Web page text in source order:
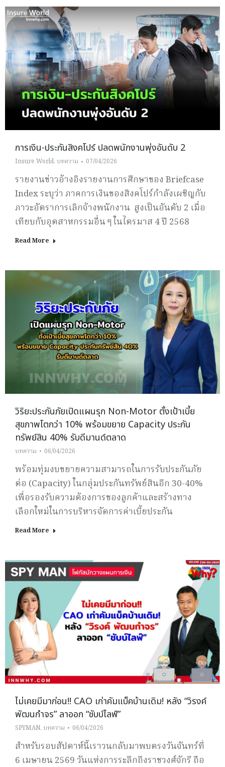
การเงิน-ประกันสิงคโปร์ ปลดพนักงานพุ่งอันดับ 2
Insure World, บทความ 07/04/2026
รายงานข่าวอ้างอิงรายงานการศึกษาของ Briefcase
Index ระบุว่า ภาคการเงินของสิงคโปร์กำลังเผชิญกับ
ภาวะอัตราการเลิกจ้างพนักงาน สูงเป็นอันดับ 2 เมื่อ
เทียบกับอุตสาหกรรมอื่น ๆ ในไตรมาส 4 ปี 2568
Read More
วิริยะประกันภัยเปิดแผนรุก Non-Motor ตั้งเป้าเบี้ย
สุขภาพโตกว่า 10% พร้อมขยาย Capacity ประกัน
ทรัพย์สิน 40% รับดีมานด์ตลาด
บทความ 06/04/2026
พร้อมทุ่มงบขยายความสามารถในการรับประกันภัย
ต่อ (Capacity) ในกลุ่มประกันทรัพย์สินอีก 30-40%
เพื่อรองรับความต้องการของลูกค้าและสร้างทาง
เลือกใหม่ในการบริหารจัดการค่าเบี้ยประกัน
Read More
ไม่เคยมีมาก่อน!! CAO เก่าคัมแบ็คบ้านเดิม! หลัง “วิรงค์
พัฒนกำจร” ลาออก “ชับบ์ไลฟ์”
SPYMAN, บทความ 06/04/2026
สำหรับรอบสัปดาห์นี้เราวนกลับมาพบตรงวันจันทร์ที่
6 เมษายน 2569 วันแห่งการระลึกถึงราชวงศ์จักรี ถือ